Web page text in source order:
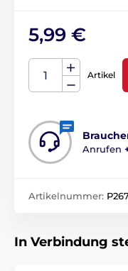
5,99 €
Artikel
Anrufen
Artikelnummer:
In Verbindung